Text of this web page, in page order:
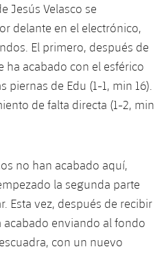
Jesús Velasco se
delante en el electrónico,
El primero, después de
acabado con el esférico
de Edu (1-1, min 16).
de falta directa (1-2, min
no han acabado aquí,
la segunda parte
Esta vez, después de recibir
acabado enviando al fondo
con un nuevo